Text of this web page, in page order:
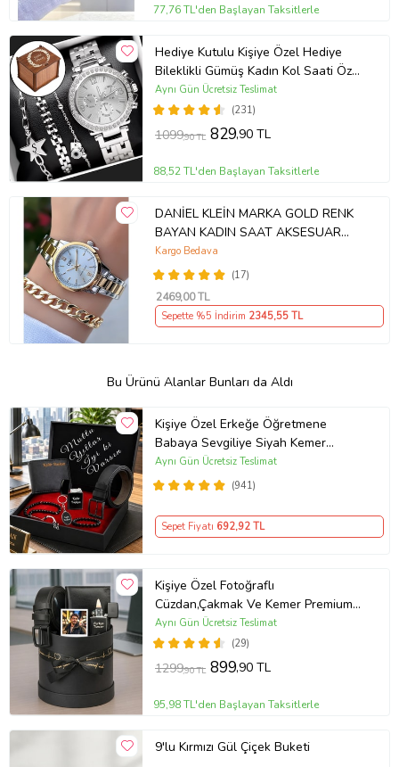
77,76 TL'den Başlayan Taksitlerle
Hediye Kutulu Kişiye Özel Hediye
Bileklikli Gümüş Kadın Kol Saati Özel
Kutusunda (Gümüş)
(231)
Aynı Gün Ücretsiz Teslimat
1099,90 TL 829,90 TL
88,52 TL'den Başlayan Taksitlerle
DANİEL KLEİN MARKA GOLD RENK
BAYAN KADIN SAAT AKSESUAR
BİLEKLİK HEDİYELİ
(17)
Kargo Bedava
2469,00 TL
Sepette %5 İndirim 2345,55 TL
Bu Ürünü Alanlar Bunları da Aldı
Kişiye Özel Erkeğe Öğretmene
Babaya Sevgiliye Siyah Kemer
Cüzdan Çakmak Seti Hediye Seti
(941)
Aynı Gün Ücretsiz Teslimat
Sepet Fiyatı 692,92 TL
Kişiye Özel Fotoğraflı
Cüzdan,Çakmak Ve Kemer Premium
Erkek Aksesuar Seti
(29)
Aynı Gün Ücretsiz Teslimat
1299,90 TL 899,90 TL
95,98 TL'den Başlayan Taksitlerle
9'lu Kırmızı Gül Çiçek Buketi